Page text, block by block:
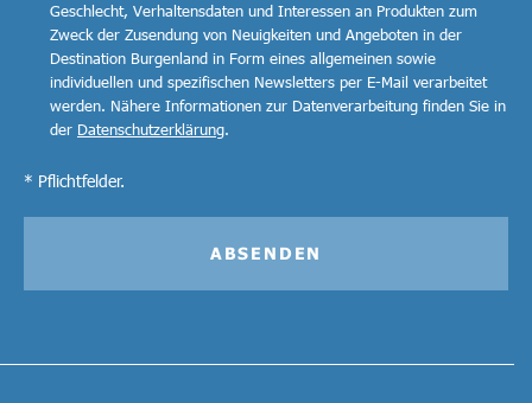
Geschlecht, Verhaltensdaten und Interessen an Produkten zum
Zweck der Zusendung von Neuigkeiten und Angeboten in der
Destination Burgenland in Form eines allgemeinen sowie
individuellen und spezifischen Newsletters per E-Mail verarbeitet
werden. Nähere Informationen zur Datenverarbeitung finden Sie in
der Datenschutzerklärung.
* Pflichtfelder.
ABSENDEN